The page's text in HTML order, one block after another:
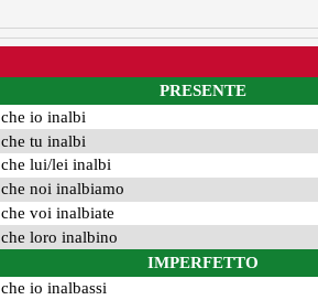
PRESENTE
che io inalbi
che tu inalbi
che lui/lei inalbi
che noi inalbiamo
che voi inalbiate
che loro inalbino
IMPERFETTO
che io inalbassi